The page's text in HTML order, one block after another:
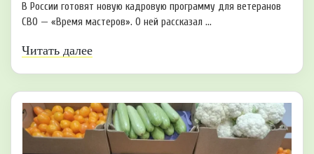
В России готовят новую кадровую программу для ветеранов
СВО — «Время мастеров». О ней рассказал ...
Читать далее